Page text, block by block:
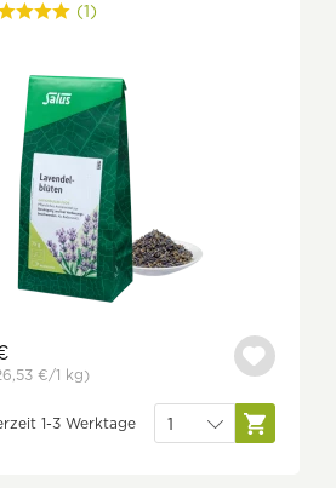
(1)
€/1 kg)
1-3 Werktage